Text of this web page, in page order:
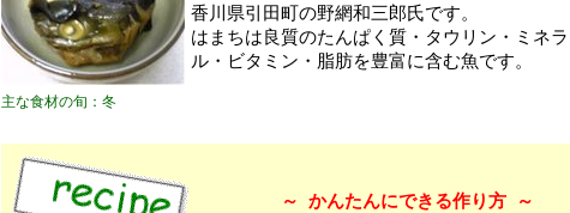
香川県引田町の野網和三郎氏です。
はまちは良質のたんぱく質・タウリン・ミネラ
ル・ビタミン・脂肪を豊富に含む魚です。
主な食材の旬：冬
～ かんたんにできる作り方 ～